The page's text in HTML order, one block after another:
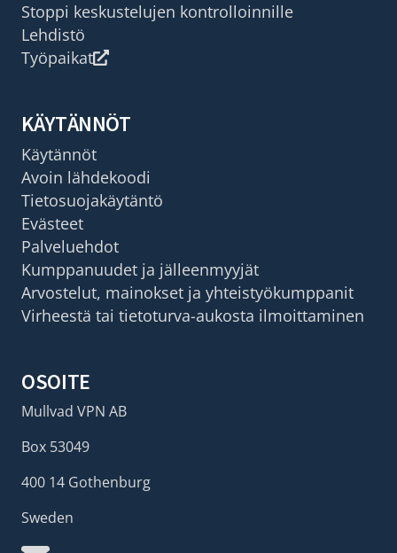
Stoppi keskustelujen kontrolloinnille
Lehdistö
Työpaikat
KÄYTÄNNÖT
Käytännöt
Avoin lähdekoodi
Tietosuojakäytäntö
Evästeet
Palveluehdot
Kumppanuudet ja jälleenmyyjät
Arvostelut, mainokset ja yhteistyökumppanit
Virheestä tai tietoturva-aukosta ilmoittaminen
OSOITE
Mullvad VPN AB
Box 53049
400 14 Gothenburg
Sweden